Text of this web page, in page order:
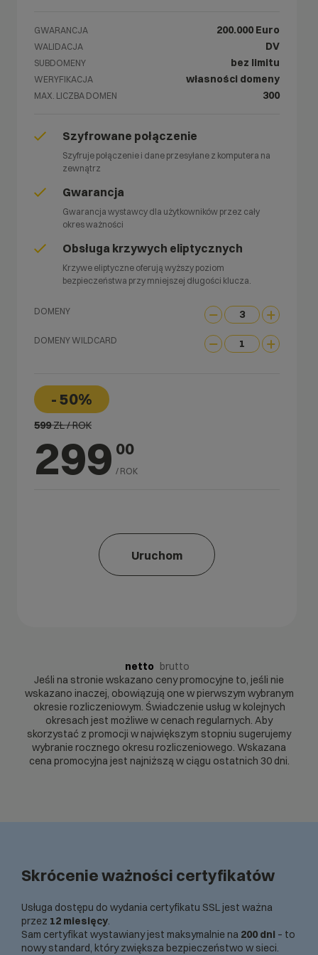
GWARANCJA 200.000 Euro
WALIDACJA DV
SUBDOMENY bez limitu
WERYFIKACJA własności domeny
MAX. LICZBA DOMEN 300
Szyfrowane połączenie
Szyfruje połączenie i dane przesyłane z komputera na
zewnątrz
Gwarancja
Gwarancja wystawcy dla użytkowników przez cały
okres ważności
Obsługa krzywych eliptycznych
Krzywe eliptyczne oferują wyższy poziom
bezpieczeństwa przy mniejszej długości klucza.
DOMENY
DOMENY WILDCARD
599ZŁ / ROK
- 50%
299 00
/ ROK
Uruchom
netto brutto
Jeśli na stronie wskazano ceny promocyjne to, jeśli nie
wskazano inaczej, obowiązują one w pierwszym wybranym
okresie rozliczeniowym. Świadczenie usług w kolejnych
okresach jest możliwe w cenach regularnych. Aby
skorzystać z promocji w największym stopniu sugerujemy
wybranie rocznego okresu rozliczeniowego. Wskazana
cena promocyjna jest najniższą w ciągu ostatnich 30 dni.
Skrócenie ważności certyfikatów
Usługa dostępu do wydania certyfikatu SSL jest ważna
przez 12 miesięcy.
Sam certyfikat wystawiany jest maksymalnie na 200 dni – to
nowy standard, który zwiększa bezpieczeństwo w sieci.